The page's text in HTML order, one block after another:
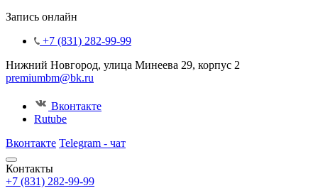
Запись онлайн
+7 (831) 282-99-99
Нижний Новгород, улица Минеева 29, корпус 2
premiumbm@bk.ru
Вконтакте
Rutube
Вконтакте Telegram - чат
Контакты
+7 (831) 282-99-99